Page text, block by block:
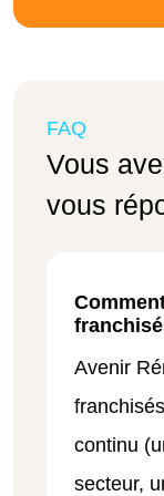
FAQ
Vous
vous
Avenir
continu
secteur,